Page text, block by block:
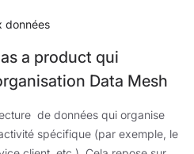
données
a product qui
Data Mesh
de données qui organise
spécifique (par exemple, le